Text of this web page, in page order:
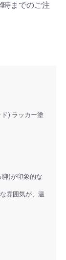
時までのご注
) ラッカー塗
脚)が印象的な
雰囲気が、温